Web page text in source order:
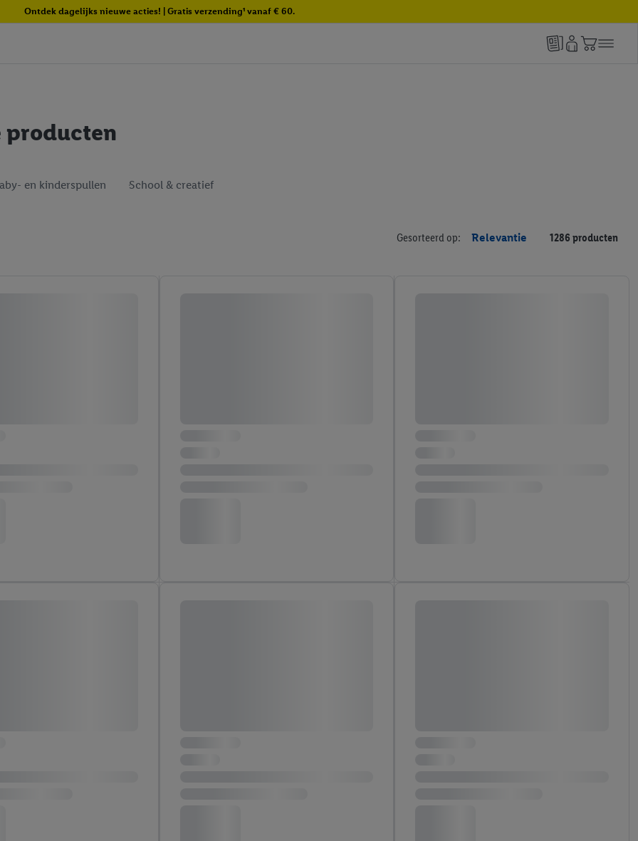
Ontdek dagelijks nieuwe acties! | Gratis verzending¹ vanaf € 60.
producten
en kinderspullen School & creatief
Gesorteerd op: Relevantie 1286 producten